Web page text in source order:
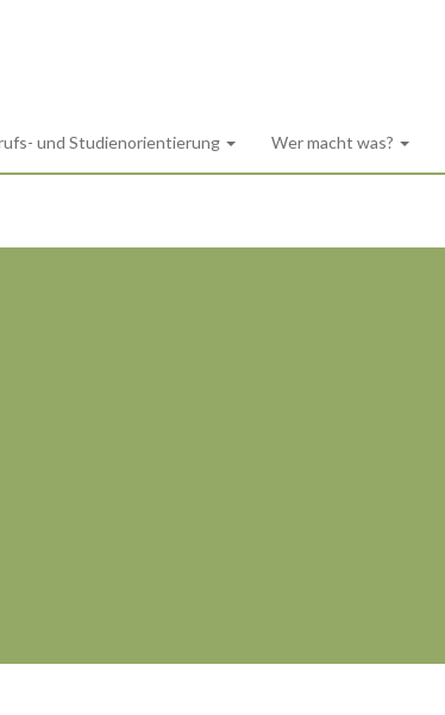
und Studienorientierung Wer macht was?